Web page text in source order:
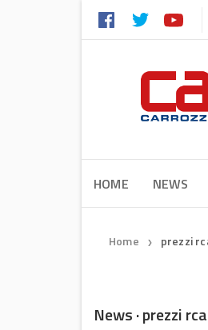
HOME NEWS
Home ❯ prezzi
News · prezzi rca